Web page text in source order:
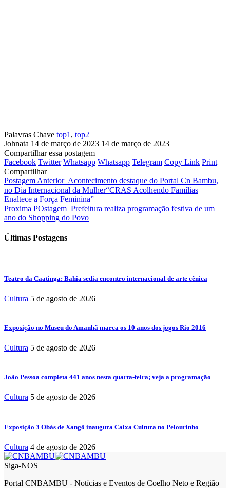
Palavras Chave top1 , top2
Johnata 14 de março de 2023 14 de março de 2023
Compartilhar essa postagem
Facebook Twitter Whatsapp Whatsapp Telegram Copy Link Print
Compartilhar
Postagem Anterior Acontecimento destaque do Portal Cn Bambu,
no Dia Internacional da Mulher“CRAS Acolhendo Famílias
Enaltece a Força Feminina”
Proxima POstagem Prefeitura realiza programação festiva de um
ano do Shopping do Povo
Últimas Postagens
Teatro da Caatinga: Bahia sedia encontro internacional de arte cênica
Cultura 5 de agosto de 2026
Exposição no Museu do Amanhã marca os 10 anos dos jogos Rio 2016
Cultura 5 de agosto de 2026
João Pessoa completa 441 anos nesta quarta-feira; veja a programação
Cultura 5 de agosto de 2026
Exposição 3 Obás de Xangô inaugura Caixa Cultura no Pelourinho
Cultura 4 de agosto de 2026
Siga-NOS
Portal CNBAMBU - Notícias e Eventos de Coelho Neto e Região